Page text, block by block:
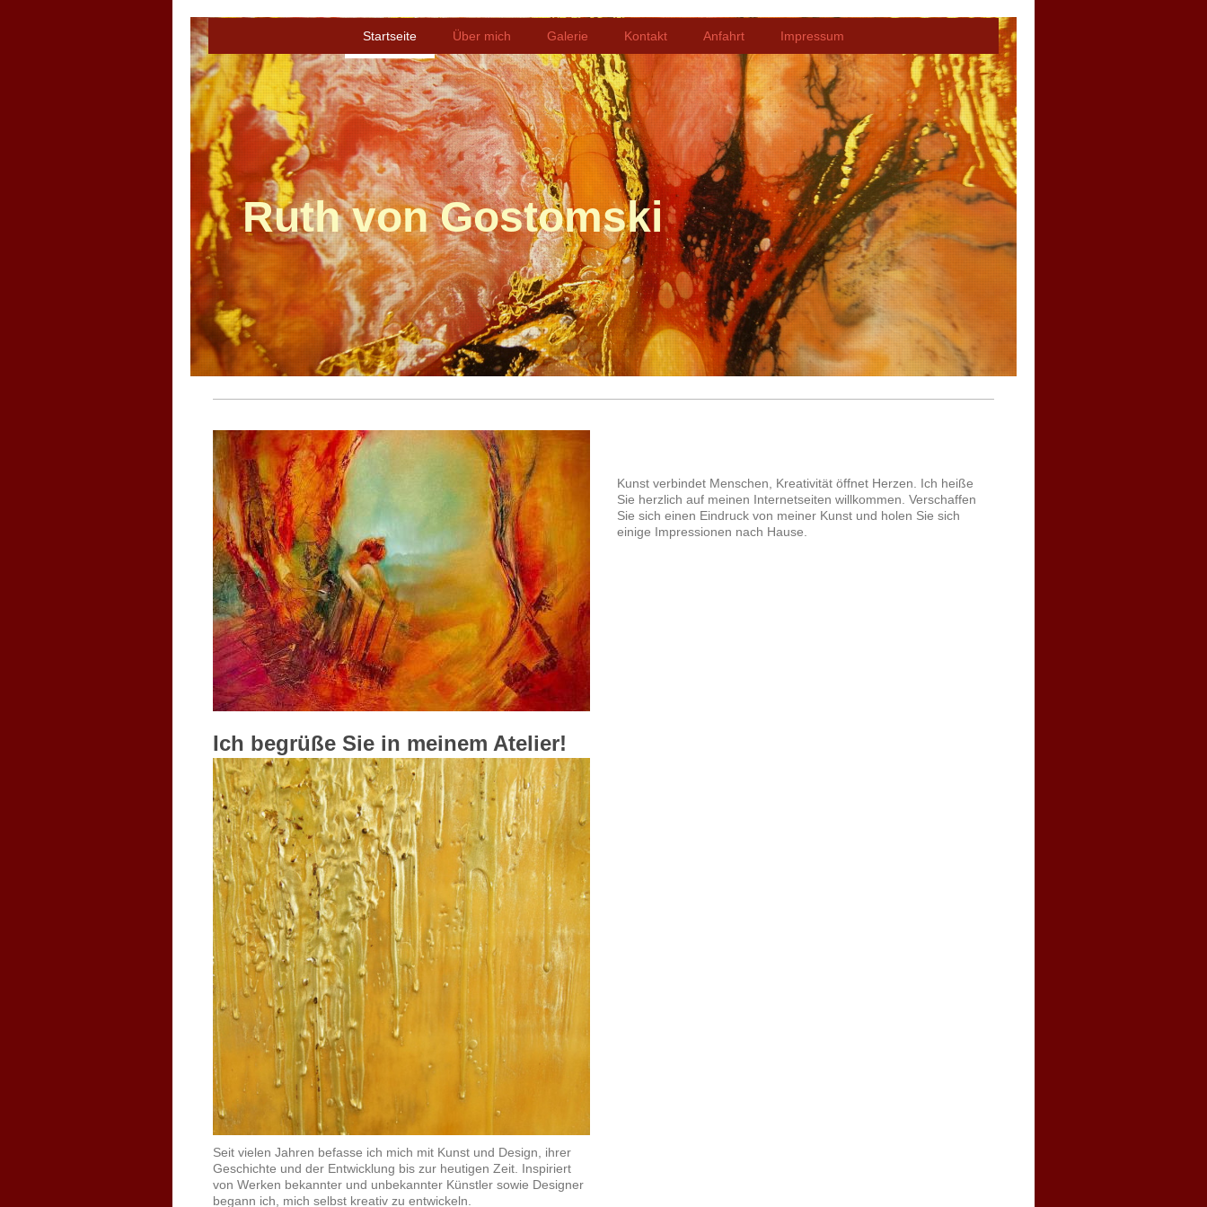
Startseite Über mich Galerie Kontakt Anfahrt Impressum
Ruth von Gostomski
Ich begrüße Sie in meinem Atelier!
Seit vielen Jahren befasse ich mich mit Kunst und Design, ihrer
Geschichte und der Entwicklung bis zur heutigen Zeit. Inspiriert
von Werken bekannter und unbekannter Künstler sowie Designer
begann ich, mich selbst kreativ zu entwickeln.
Kunst verbindet Menschen, Kreativität öffnet Herzen. Ich heiße
Sie herzlich auf meinen Internetseiten willkommen. Verschaffen
Sie sich einen Eindruck von meiner Kunst und holen Sie sich
einige Impressionen nach Hause.